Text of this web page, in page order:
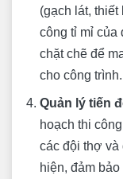
(gạch lát, thiết
công tỉ mỉ của
chặt chẽ để
cho công trình.
Quản lý tiến
hoạch thi
các đội thợ và
hiện, đảm